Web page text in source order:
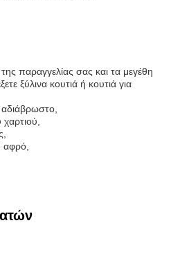
παραγγελίας σας και τα μεγέθη
ξύλινα κουτιά ή κουτιά για
αφρό,